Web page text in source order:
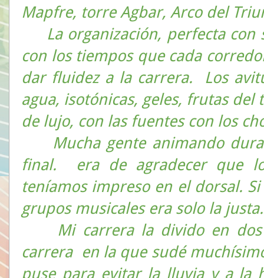
Mapfre, torre Agbar, Arco del
La organización, perfecta con
con los tiempos que cada
dar fluidez a la carrera.
Los
agua, isotónicas, geles, frutas
de lujo, con las fuentes con los
Mucha gente animando
final.
era de agradecer que
teníamos impreso en el dorsal.
grupos musicales era solo la justa.
Mi carrera la divido en dos
carrera en la que sudé
puse para evitar la lluvia y a la